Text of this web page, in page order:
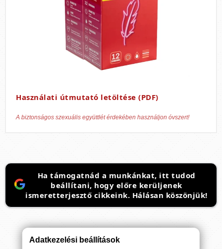
Használati útmutató letöltése (PDF)
A biztonságos szexuális együttlét érdekében használjon óvszert!
Ha támogatnád a munkánkat, itt tudod
beállítani, hogy előre kerüljenek
ismeretterjesztő cikkeink. Hálásan köszönjük!
Adatkezelési beállítások